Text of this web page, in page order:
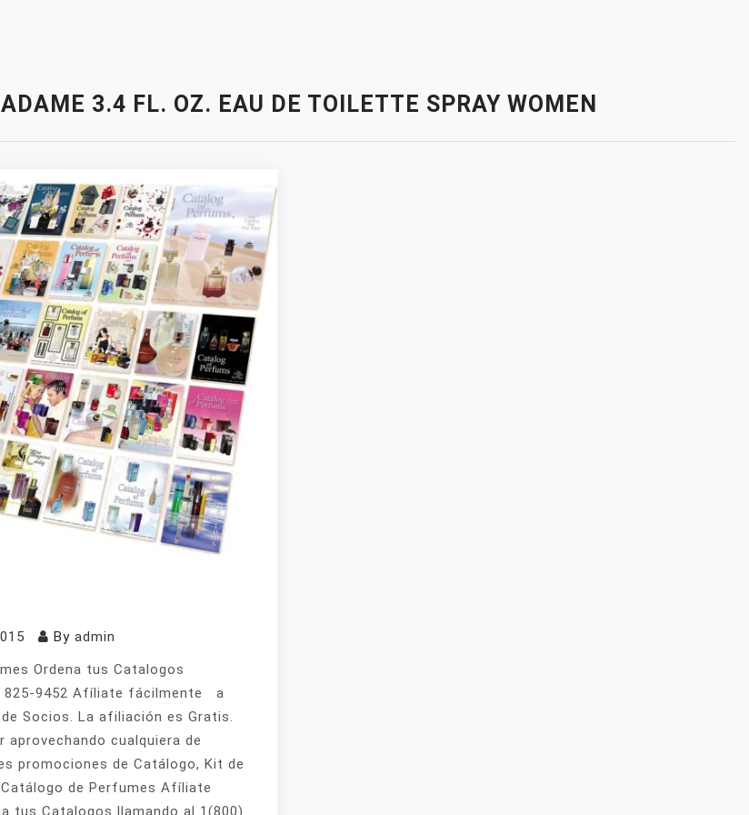
3.4 FL. OZ. EAU DE TOILETTE SPRAY WOMEN
By admin
Ordena tus Catalogos
825-9452 Afíliate fácilmente a
de Socios. La afiliación es Gratis.
aprovechando cualquiera de
promociones de Catálogo, Kit de
Catálogo de Perfumes Afíliate
tus Catalogos llamando al 1(800)